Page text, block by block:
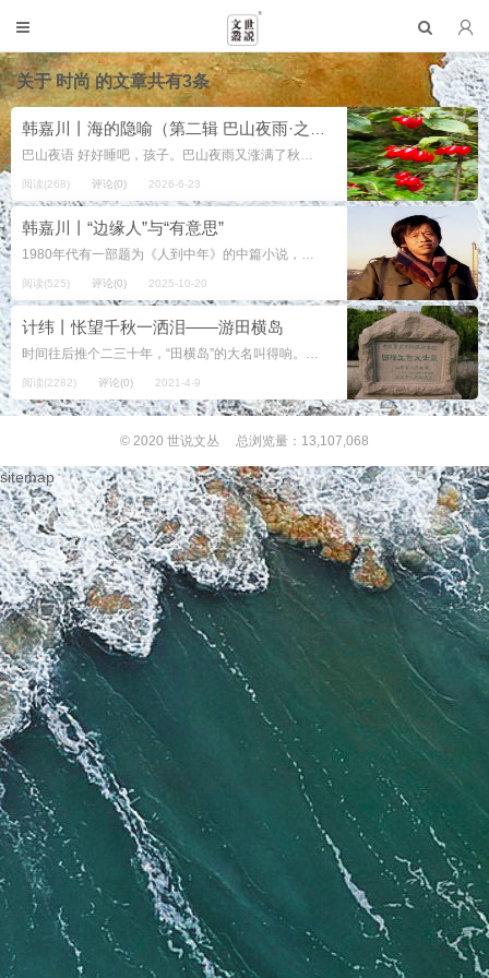
关于时尚的文章共有3条
巴山夜语 好好睡吧，孩子。巴山夜雨又涨满了秋天的池塘。 道路与桥梁亦如松动的牙齿，已咬不住旧时光； 老树的根须也抓不住山体的流向。 而昏黄的灯晕，把妈妈的影子往事一样推到墙上， 然后摇曳着雨丝的窗帘儿，...
阅读(268) 评论(0) 2026-6-23
韩嘉川丨“边缘人”与“有意思”
1980年代有一部题为《人到中年》的中篇小说，在当时影响挺大，其主要说的是中年人正处于上有老、下有小，在家里扛大梁，同时又是负有责任的社会主要力量，其中有在各自岗位上与环境中的勾心斗角、观念交锋等艰难生存的人生苦衷。小说...
阅读(525) 评论(0) 2025-10-20
计纬丨怅望千秋一洒泪——游田横岛
时间往后推个二三十年，“田横岛”的大名叫得响。那时候中国经济刚开始好转，大家富裕了一点，旅游，以青岛为例，不再满足于前海、汇泉一带，想走得更远些，但出市、出省，又不很容易，于是崂山啊，田横岛啊，备受青睐。无论公家组织活动...
阅读(2282) 评论(0) 2021-4-9
© 2020 世说文丛 总浏览量：13,107,068
sitemap